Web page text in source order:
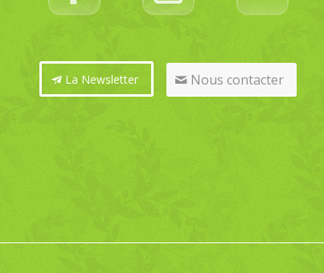
La Newsletter Nous contacter